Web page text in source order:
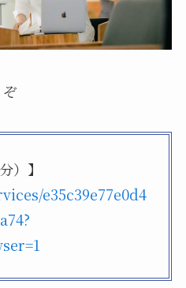
）】
e35c39e77e0d4